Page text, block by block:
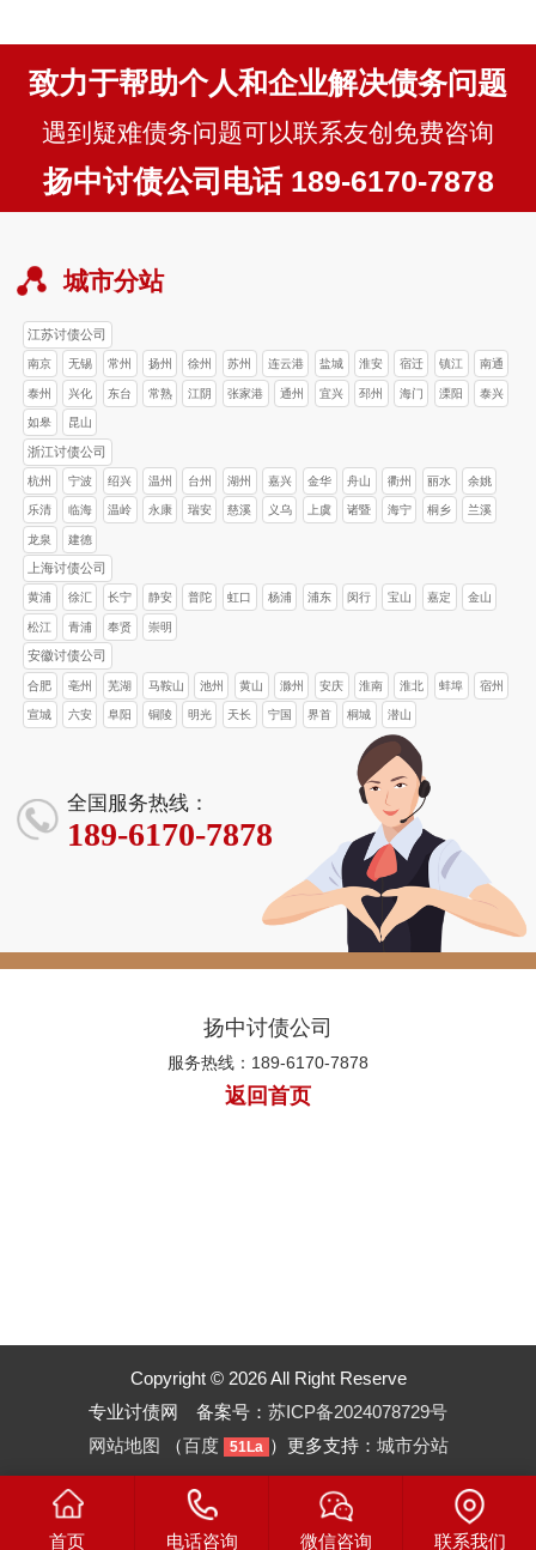
致力于帮助个人和企业解决债务问题
遇到疑难债务问题可以联系友创免费咨询
扬中讨债公司电话 189-6170-7878
城市分站
江苏讨债公司
南京 无锡 常州 扬州 徐州 苏州 连云港 盐城 淮安 宿迁 镇江 南通
泰州 兴化 东台 常熟 江阴 张家港 通州 宜兴 邳州 海门 溧阳 泰兴
如皋 昆山
浙江讨债公司
杭州 宁波 绍兴 温州 台州 湖州 嘉兴 金华 舟山 衢州 丽水 余姚
乐清 临海 温岭 永康 瑞安 慈溪 义乌 上虞 诸暨 海宁 桐乡 兰溪
龙泉 建德
上海讨债公司
黄浦 徐汇 长宁 静安 普陀 虹口 杨浦 浦东 闵行 宝山 嘉定 金山
松江 青浦 奉贤 崇明
安徽讨债公司
合肥 亳州 芜湖 马鞍山 池州 黄山 滁州 安庆 淮南 淮北 蚌埠 宿州
宣城 六安 阜阳 铜陵 明光 天长 宁国 界首 桐城 潜山
全国服务热线：
189-6170-7878
扬中讨债公司
服务热线：189-6170-7878
返回首页
Copyright © 2026 All Right Reserve
专业讨债网 备案号： 苏ICP备2024078729号
网站地图 （百度 51La ）更多支持： 城市分站
首页 电话咨询 微信咨询 联系我们